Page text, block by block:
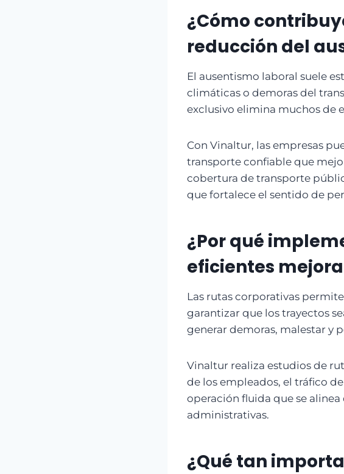
¿Cómo
reducción del
El ausentismo laboral suele
climáticas o demoras del
exclusivo elimina muchos de
Con Vinaltur, las empresas
transporte confiable que
cobertura de transporte
que fortalece el sentido de
¿Por qué
eficientes
Las rutas corporativas
garantizar que los trayectos
generar demoras, malestar y
Vinaltur realiza estudios de
de los empleados, el tráfico
operación fluida que se
administrativas.
¿Qué tan